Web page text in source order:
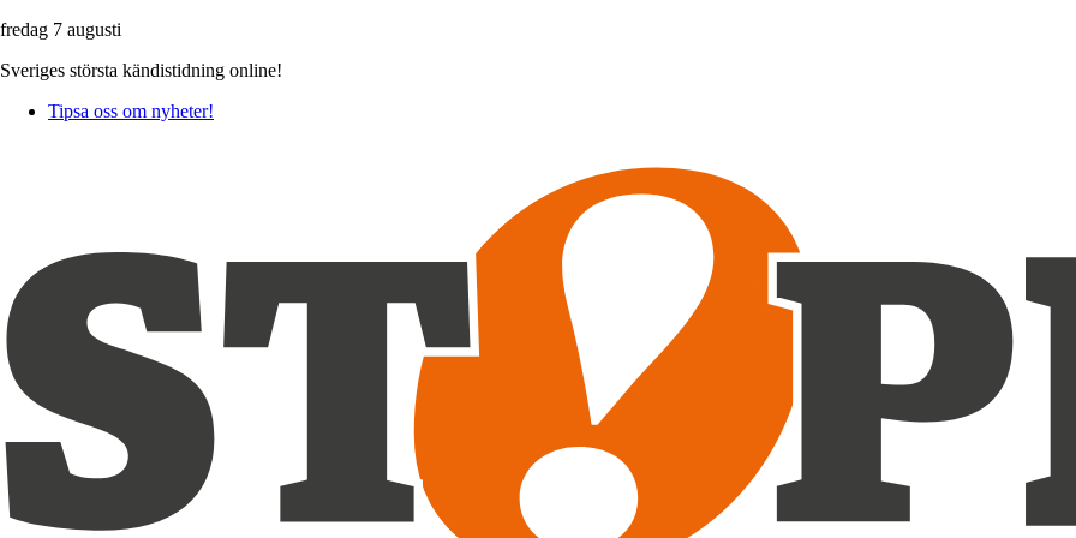
fredag 7 augusti
Sveriges största kändistidning online!
Tipsa oss om nyheter!